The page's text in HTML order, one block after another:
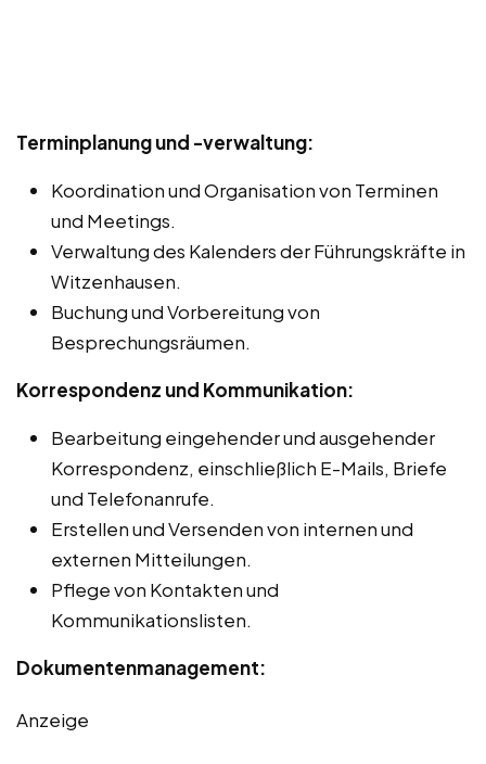
Terminplanung und -verwaltung:
Koordination und Organisation von Terminen
und Meetings.
Verwaltung des Kalenders der Führungskräfte in
Witzenhausen.
Buchung und Vorbereitung von
Besprechungsräumen.
Korrespondenz und Kommunikation:
Bearbeitung eingehender und ausgehender
Korrespondenz, einschließlich E-Mails, Briefe
und Telefonanrufe.
Erstellen und Versenden von internen und
externen Mitteilungen.
Pflege von Kontakten und
Kommunikationslisten.
Dokumentenmanagement:
Anzeige